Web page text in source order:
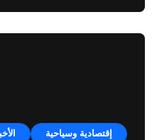
إقتصادية وسياحية